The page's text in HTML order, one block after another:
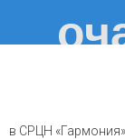
в СРЦН